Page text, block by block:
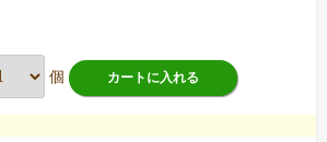
個 カートに入れる